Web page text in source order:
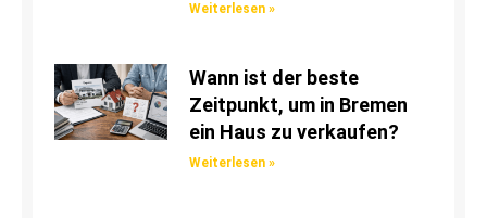
Weiterlesen »
Wann ist der beste
Zeitpunkt, um in Bremen
ein Haus zu verkaufen?
Weiterlesen »